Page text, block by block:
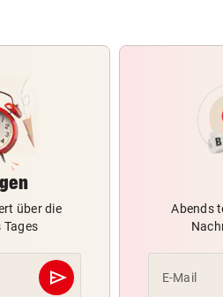
über die
Tages
send
Abschicken
Abends
E-Mail